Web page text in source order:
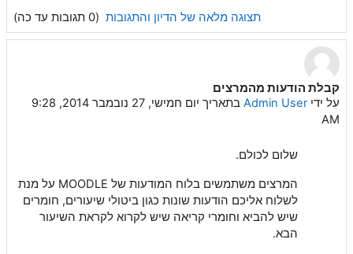
תצוגה מלאה של הדיון והתגובות (0 תגובות עד כה)
קבלת הודעות מהמרצים
על ידיAdmin User בתאריך
יום חמישי, 27 נובמבר 2014, 9:28
AM
שלום לכולם.
המרצים משתמשים בלוח המודעות של MOODLE על מנת
לשלוח אליכם הודעות שונות כגון ביטולי שיעורים, חומרים
שיש להביא וחומרי קריאה שיש לקרוא לקראת השיעור
הבא.